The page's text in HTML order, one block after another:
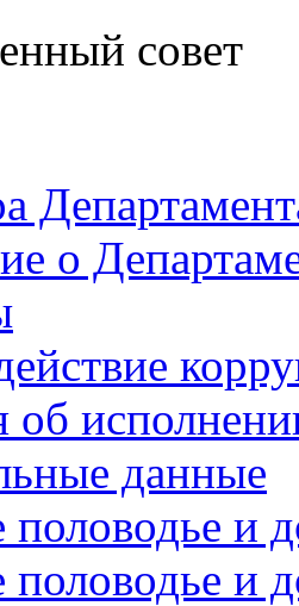
совет
о
об
данные
половодье и
половодье и